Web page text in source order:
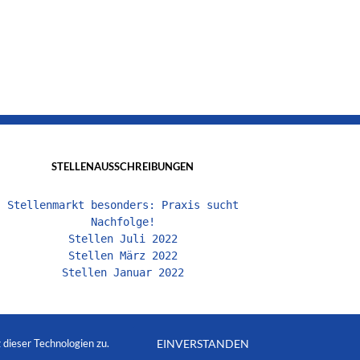
STELLENAUSSCHREIBUNGEN
Stellenmarkt besonders: Praxis sucht
Nachfolge!
Stellen Juli 2022
Stellen März 2022
Stellen Januar 2022
Impressum
Technologien zu. EINVERSTANDEN